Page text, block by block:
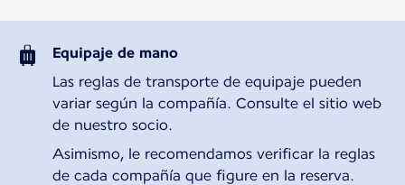
Equipaje de mano
Las reglas de transporte de equipaje pueden
variar según la compañía. Consulte el sitio web
de nuestro socio.
Asimismo, le recomendamos verificar la reglas
de cada compañía que figure en la reserva.